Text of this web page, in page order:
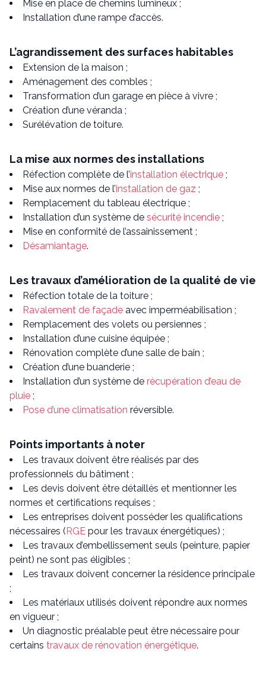
Mise en place de chemins lumineux ;
Installation d’une rampe d’accès.
L’agrandissement des surfaces habitables
Extension de la maison ;
Aménagement des combles ;
Transformation d’un garage en pièce à vivre ;
Création d’une véranda ;
Surélévation de toiture.
La mise aux normes des installations
Réfection complète de l’installation électrique ;
Mise aux normes de l’installation de gaz ;
Remplacement du tableau électrique ;
Installation d’un système de sécurité incendie ;
Mise en conformité de l’assainissement ;
Désamiantage.
Les travaux d’amélioration de la qualité de vie
Réfection totale de la toiture ;
Ravalement de façade avec imperméabilisation ;
Remplacement des volets ou persiennes ;
Installation d’une cuisine équipée ;
Rénovation complète d’une salle de bain ;
Création d’une buanderie ;
Installation d’un système de récupération d’eau de
pluie ;
Pose d’une climatisation réversible.
Points importants à noter
Les travaux doivent être réalisés par des
professionnels du bâtiment ;
Les devis doivent être détaillés et mentionner les
normes et certifications requises ;
Les entreprises doivent posséder les qualifications
nécessaires (RGE pour les travaux énergétiques) ;
Les travaux d’embellissement seuls (peinture, papier
peint) ne sont pas éligibles ;
Les travaux doivent concerner la résidence principale
;
Les matériaux utilisés doivent répondre aux normes
en vigueur ;
Un diagnostic préalable peut être nécessaire pour
certains travaux de rénovation énergétique.